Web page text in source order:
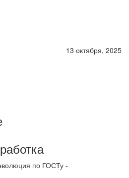
13 октября, 2025
по ГОСТу -